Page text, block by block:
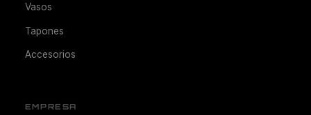
Vasos
Tapones
Accesorios
EMPRESA